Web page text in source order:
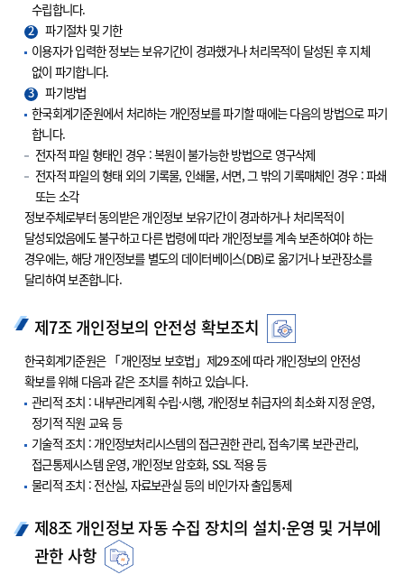
수립합니다.
2
파기절차 및 기한
이용자가 입력한 정보는 보유기간이 경과했거나 처리목적이 달성된 후 지체
없이 파기합니다.
3
파기방법
한국회계기준원에서 처리하는 개인정보를 파기할 때에는 다음의 방법으로 파기
합니다.
전자적 파일 형태인 경우 : 복원이 불가능한 방법으로 영구삭제
전자적 파일의 형태 외의 기록물, 인쇄물, 서면, 그 밖의 기록매체인 경우 : 파쇄
또는 소각
정보주체로부터 동의받은 개인정보 보유기간이 경과하거나 처리목적이
달성되었음에도 불구하고 다른 법령에 따라 개인정보를 계속 보존하여야 하는
경우에는, 해당 개인정보를 별도의 데이터베이스(DB)로 옮기거나 보관장소를
달리하여 보존합니다.
제7조 개인정보의 안전성 확보조치
한국회계기준원은 「개인정보 보호법」제29조에 따라 개인정보의 안전성
확보를 위해 다음과 같은 조치를 취하고 있습니다.
관리적 조치 : 내부관리계획 수립·시행, 개인정보 취급자의 최소화 지정 운영,
정기적 직원 교육 등
기술적 조치 : 개인정보처리시스템의 접근권한 관리, 접속기록 보관·관리,
접근통제시스템 운영, 개인정보 암호화, SSL 적용 등
물리적 조치 : 전산실, 자료보관실 등의 비인가자 출입통제
제8조 개인정보 자동 수집 장치의 설치·운영 및 거부에
관한 사항